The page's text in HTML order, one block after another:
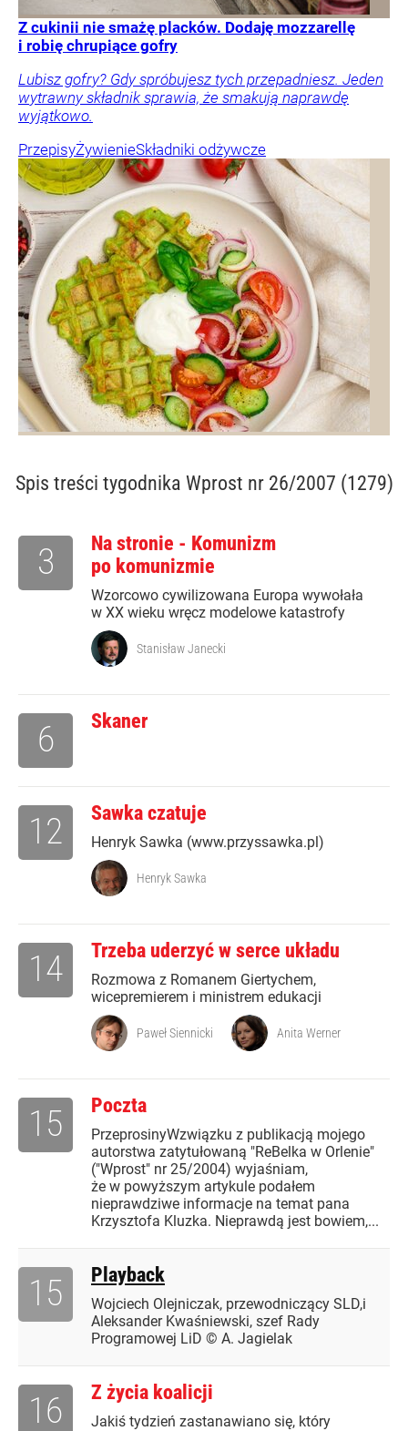
Z cukinii nie smażę placków. Dodaję mozzarellę
i robię chrupiące gofry
Lubisz gofry? Gdy spróbujesz tych przepadniesz. Jeden
wytrawny składnik sprawia, że smakują naprawdę
wyjątkowo.
PrzepisyŻywienieSkładniki odżywcze
Spis treści tygodnika Wprost nr 26/2007 (1279)
Na stronie - Komunizm
po komunizmie
Wzorcowo cywilizowana Europa wywołała
w XX wieku wręcz modelowe katastrofy
3
Stanisław Janecki
Skaner
6
Sawka czatuje
Henryk Sawka (www.przyssawka.pl)
12
Henryk Sawka
Trzeba uderzyć w serce układu
Rozmowa z Romanem Giertychem,
wicepremierem i ministrem edukacji
14
Paweł Siennicki Anita Werner
Poczta
PrzeprosinyWzwiązku z publikacją mojego
autorstwa zatytułowaną "ReBelka w Orlenie"
("Wprost" nr 25/2004) wyjaśniam,
że w powyższym artykule podałem
nieprawdziwe informacje na temat pana
Krzysztofa Kluzka. Nieprawdą jest bowiem,...
15
Playback
Wojciech Olejniczak, przewodniczący SLD,i
Aleksander Kwaśniewski, szef Rady
Programowej LiD © A. Jagielak
15
Z życia koalicji
Jakiś tydzień zastanawiano się, który
16